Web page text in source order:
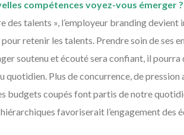
compétences voyez-vous émerger ?
des talents », l’employeur branding
retenir les talents. Prendre soin de ses
soutenu et écouté sera confiant, il
quotidien. Plus de concurrence, de
budgets coupés font partis de notre
favoriserait l’engagement des